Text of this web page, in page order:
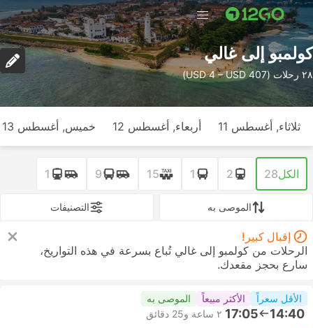
كولمبو إلى غالي
٢٨ رحلات (USD 4 – USD 407)
ثلاثاء, أغسطس 11 أربعاء, أغسطس 12 خميس, أغسطس 13
الكل28
2
1
15
9
1
الموصى به التصنيفات
إقبال كبير!
الرحلات من كولمبو إلى غالي تُباع بسرعة في هذه التواريخ،
سارع بحجز مقعدك.
الأقل سعراً الأكثر مبيعاً الموصى به
14:40
17:05 ٢ ساعة و‫25 دقائق